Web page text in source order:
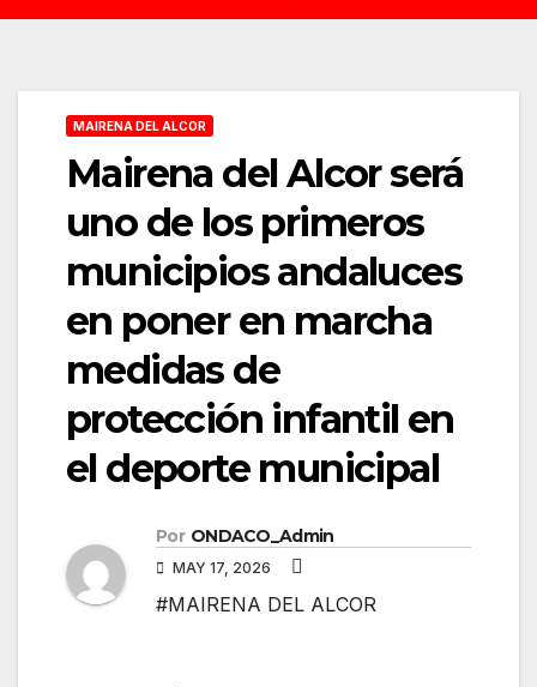
MAIRENA DEL ALCOR
Mairena del Alcor será
uno de los primeros
municipios andaluces
en poner en marcha
medidas de
protección infantil en
el deporte municipal
Por ONDACO_Admin
MAY 17, 2026
#MAIRENA DEL ALCOR